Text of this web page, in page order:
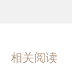
相关阅读